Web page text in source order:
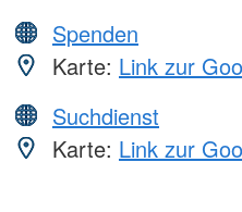
Spenden
Karte: Link zur
Suchdienst
Karte: Link zur